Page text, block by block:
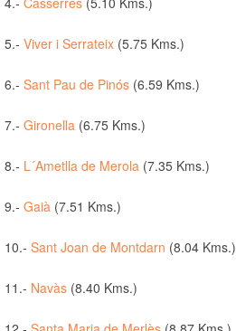
5.- Viver i Serrateix (5.75 Kms.)
6.- Sant Pau de Pinós (6.59 Kms.)
7.- Gironella (6.75 Kms.)
8.- L´Ametlla de Merola (7.35 Kms.)
9.- Gaià (7.51 Kms.)
10.- Sant Joan de Montdarn (8.04 Kms.)
11.- Navàs (8.40 Kms.)